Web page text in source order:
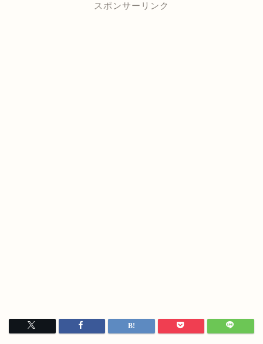
スポンサーリンク